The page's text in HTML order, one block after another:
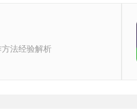
方法经验解析